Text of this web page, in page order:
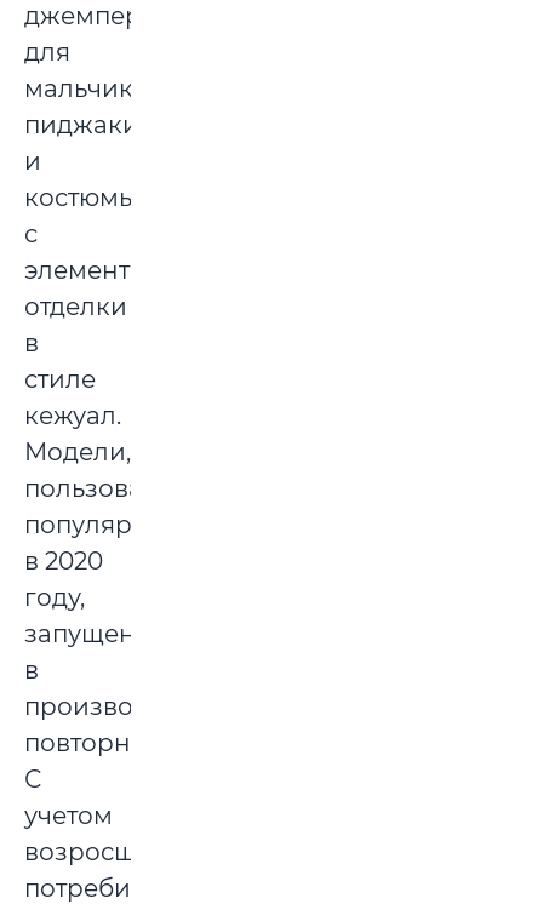
джемпера
для
мальчиков,
пиджаки
и
костюмы
с
элементами
отделки
в
стиле
кежуал.
Модели,
пользовавшиеся
популярностью
в 2020
году,
запущены
в
производство
повторно.
С
учетом
возросшего
потребительского